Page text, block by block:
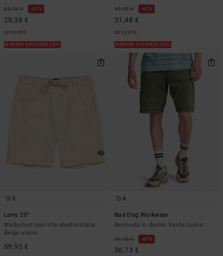
55,95 € 47%
29,38 €
OFFERTE
DOPPIA OFFERTA 25%
59,95 € 47%
31,48 €
OFFERTE
DOPPIA OFFERTA 25%
5
Larry 20"
Walkshort con vita elasticizzata
Beige uomo
59,95 €
4
Bad Dog Workwear
Bermuda in denim Verde Uomo
69,95 € 47%
36,73 €